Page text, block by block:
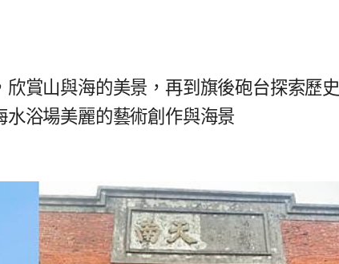
賞山與海的美景，再到旗後砲台探索歷史
浴場美麗的藝術創作與海景